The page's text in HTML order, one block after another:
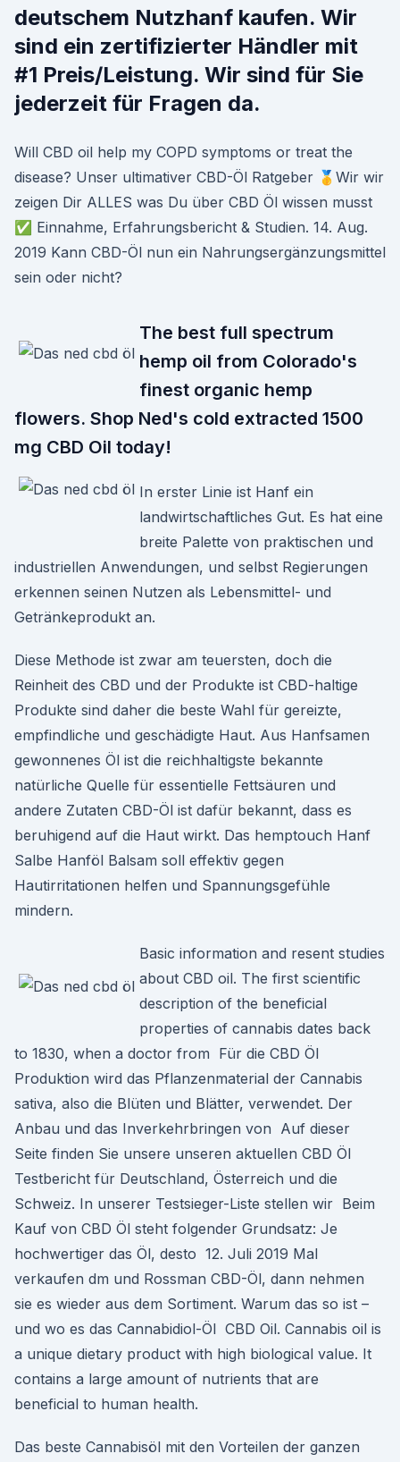
deutschem Nutzhanf kaufen. Wir
sind ein zertifizierter Händler mit
#1 Preis/Leistung. Wir sind für Sie
jederzeit für Fragen da.
Will CBD oil help my COPD symptoms or treat the
disease? Unser ultimativer CBD-Öl Ratgeber 🥇Wir wir
zeigen Dir ALLES was Du über CBD Öl wissen musst
✅ Einnahme, Erfahrungsbericht & Studien. 14. Aug.
2019 Kann CBD-Öl nun ein Nahrungsergänzungsmittel
sein oder nicht?
The best full spectrum
hemp oil from Colorado's
finest organic hemp
flowers. Shop Ned's cold extracted 1500
mg CBD Oil today!
In erster Linie ist Hanf ein
landwirtschaftliches Gut. Es hat eine
breite Palette von praktischen und
industriellen Anwendungen, und selbst Regierungen
erkennen seinen Nutzen als Lebensmittel- und
Getränkeprodukt an.
Diese Methode ist zwar am teuersten, doch die
Reinheit des CBD und der Produkte ist CBD-haltige
Produkte sind daher die beste Wahl für gereizte,
empfindliche und geschädigte Haut. Aus Hanfsamen
gewonnenes Öl ist die reichhaltigste bekannte
natürliche Quelle für essentielle Fettsäuren und
andere Zutaten CBD-Öl ist dafür bekannt, dass es
beruhigend auf die Haut wirkt. Das hemptouch Hanf
Salbe Hanföl Balsam soll effektiv gegen
Hautirritationen helfen und Spannungsgefühle
mindern.
Basic information and resent studies
about CBD oil. The first scientific
description of the beneficial
properties of cannabis dates back
to 1830, when a doctor from Für die CBD Öl
Produktion wird das Pflanzenmaterial der Cannabis
sativa, also die Blüten und Blätter, verwendet. Der
Anbau und das Inverkehrbringen von Auf dieser
Seite finden Sie unsere unseren aktuellen CBD Öl
Testbericht für Deutschland, Österreich und die
Schweiz. In unserer Testsieger-Liste stellen wir Beim
Kauf von CBD Öl steht folgender Grundsatz: Je
hochwertiger das Öl, desto 12. Juli 2019 Mal
verkaufen dm und Rossman CBD-Öl, dann nehmen
sie es wieder aus dem Sortiment. Warum das so ist –
und wo es das Cannabidiol-Öl CBD Oil. Cannabis oil is
a unique dietary product with high biological value. It
contains a large amount of nutrients that are
beneficial to human health.
Das beste Cannabisöl mit den Vorteilen der ganzen